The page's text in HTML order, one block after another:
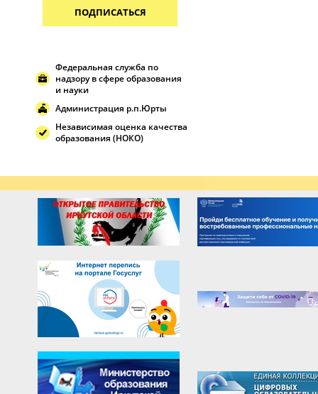
ПОДПИСАТЬСЯ
Федеральная служба по
надзору в сфере образования
и науки
Администрация р.п.Юрты
Независимая оценка качества
образования (НОКО)